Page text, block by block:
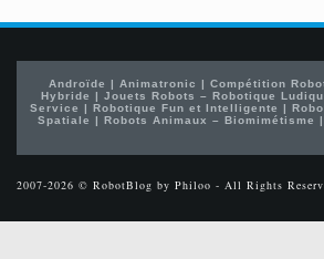
Androïde | Animatronic | Compétition
Hybride |Jouets Robots – Robotique
Service | Robotique Fun et Intelligente |
Spatiale | Robots Animaux – Biomimétisme |
2007-2026 © RobotBlog by Philoo - All Rights